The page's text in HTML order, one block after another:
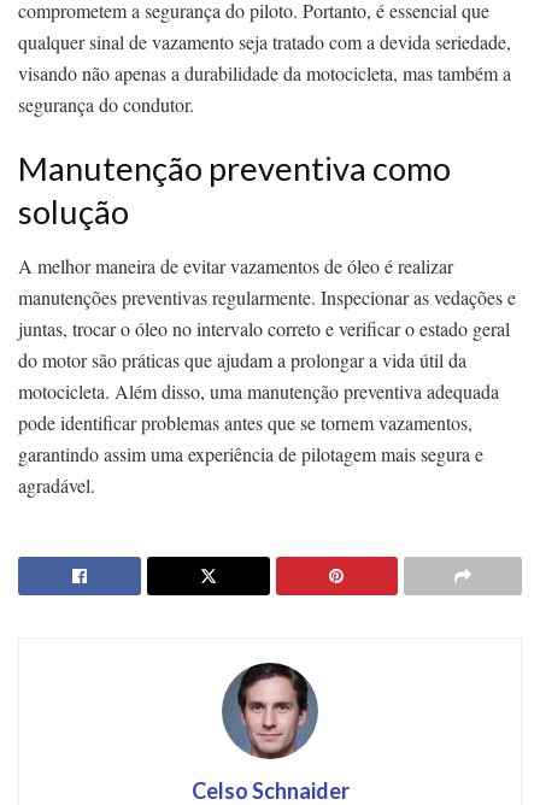
comprometem a segurança do piloto. Portanto, é essencial que
qualquer sinal de vazamento seja tratado com a devida seriedade,
visando não apenas a durabilidade da motocicleta, mas também a
segurança do condutor.
Manutenção preventiva como
solução
A melhor maneira de evitar vazamentos de óleo é realizar
manutenções preventivas regularmente. Inspecionar as vedações e
juntas, trocar o óleo no intervalo correto e verificar o estado geral
do motor são práticas que ajudam a prolongar a vida útil da
motocicleta. Além disso, uma manutenção preventiva adequada
pode identificar problemas antes que se tornem vazamentos,
garantindo assim uma experiência de pilotagem mais segura e
agradável.
Celso Schnaider